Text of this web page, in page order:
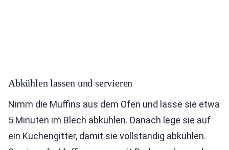
Abkühlen lassen und servieren
Nimm die Muffins aus dem Ofen und lasse sie etwa
5 Minuten im Blech abkühlen. Danach lege sie auf
ein Kuchengitter, damit sie vollständig abkühlen.